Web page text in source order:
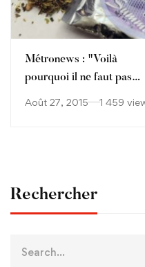
Métronews : "Voilà
pourquoi il ne faut pas
Août 27, 2015 1 459
Rechercher